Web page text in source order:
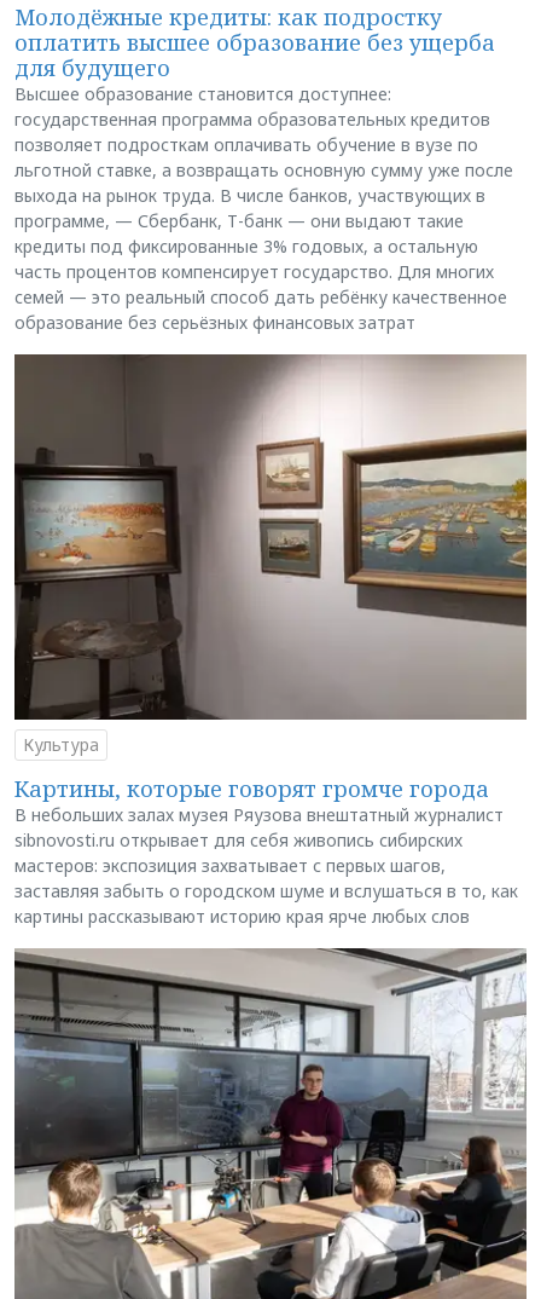
Молодёжные кредиты: как подростку
оплатить высшее образование без ущерба
для будущего
Высшее образование становится доступнее:
государственная программа образовательных кредитов
позволяет подросткам оплачивать обучение в вузе по
льготной ставке, а возвращать основную сумму уже после
выхода на рынок труда. В числе банков, участвующих в
программе, — Сбербанк, Т-банк — они выдают такие
кредиты под фиксированные 3% годовых, а остальную
часть процентов компенсирует государство. Для многих
семей — это реальный способ дать ребёнку качественное
образование без серьёзных финансовых затрат
Культура
Картины, которые говорят громче города
В небольших залах музея Ряузова внештатный журналист
sibnovosti.ru открывает для себя живопись сибирских
мастеров: экспозиция захватывает с первых шагов,
заставляя забыть о городском шуме и вслушаться в то, как
картины рассказывают историю края ярче любых слов